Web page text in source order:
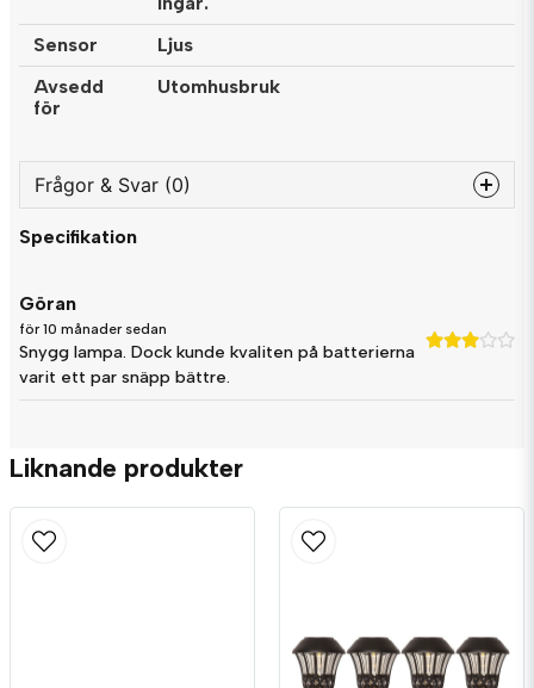
Sensor
Ljus
Avsedd
för
Utomhusbruk
Frågor & Svar (0)
question
name
Namn
email
Mejladress
Specifikation
Göran
för 10 månader sedan
Snygg lampa. Dock kunde kvaliten på batterierna
varit ett par snäpp bättre.
Liknande produkter